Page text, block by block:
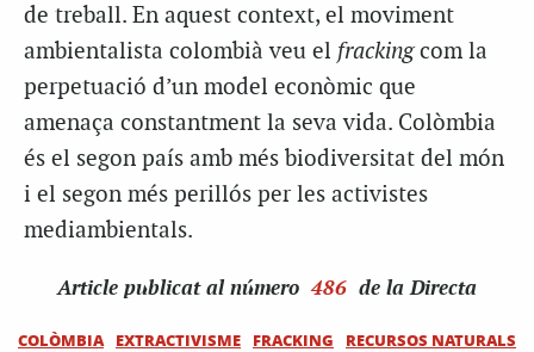
de treball. En aquest context, el moviment
ambientalista colombià veu el frackingcom la
perpetuació d’un model econòmic que
amenaça constantment la seva vida. Colòmbia
és el segon país amb més biodiversitat del món
i el segon més perillós per les activistes
mediambientals.
Article publicat al número 486 de la Directa
COLÒMBIA EXTRACTIVISME FRACKING RECURSOS NATURALS